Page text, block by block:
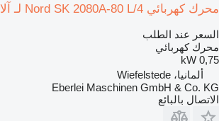
محرك كهربائي Nord SK 2080A-80 L/4 لـ آلات البناء
السعر عند الطلب
محرك كهربائي
0,75 kW
ألمانيا، Wiefelstede
Eberlei Maschinen GmbH & Co. KG
الاتصال بالبائع